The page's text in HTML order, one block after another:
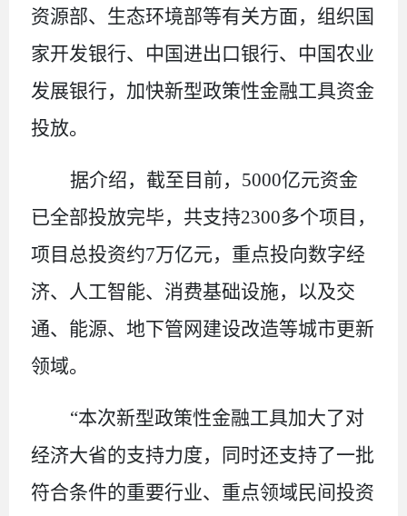
资源部、生态环境部等有关方面，组织国
家开发银行、中国进出口银行、中国农业
发展银行，加快新型政策性金融工具资金
投放。
据介绍，截至目前， 5000亿元资金
已全部投放完毕，共支持2300多个项目，
项目总投资约7万亿元，重点投向数字经
济、人工智能、消费基础设施，以及交
通、能源、地下管网建设改造等城市更新
领域。
“本次新型政策性金融工具加大了对
经济大省的支持力度，同时还支持了一批
符合条件的重要行业、重点领域民间投资